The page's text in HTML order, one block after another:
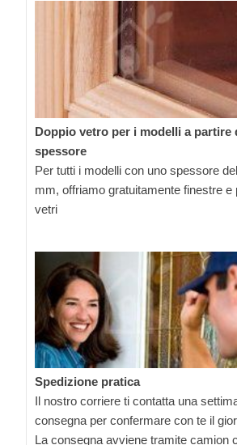
Doppio vetro per i modelli a partire
spessore
Per tutti i modelli con uno spessore
mm, offriamo gratuitamente finestre e
vetri
Spedizione pratica
Il nostro corriere ti contatta una
consegna per confermare con te il
La consegna avviene tramite camion